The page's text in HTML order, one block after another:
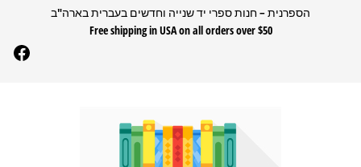
הספרנית – חנות ספרי יד שנייה וחדשים בעברית בארה"ב
Free shipping in USA on all orders over $50